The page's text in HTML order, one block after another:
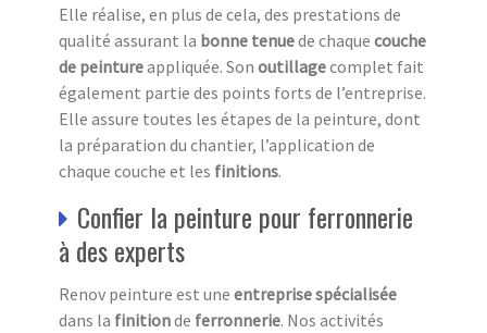
Elle réalise, en plus de cela, des prestations de
qualité assurant la bonne tenuede chaque couche
de peintureappliquée. Son outillagecomplet fait
également partie des points forts de l’entreprise.
Elle assure toutes les étapes de la peinture, dont
la préparation du chantier, l’application de
chaque couche et les finitions.
Confier la peinture pour ferronnerie
à des experts
Renov peinture est une entreprise spécialisée
dans la finitionde ferronnerie. Nos activités